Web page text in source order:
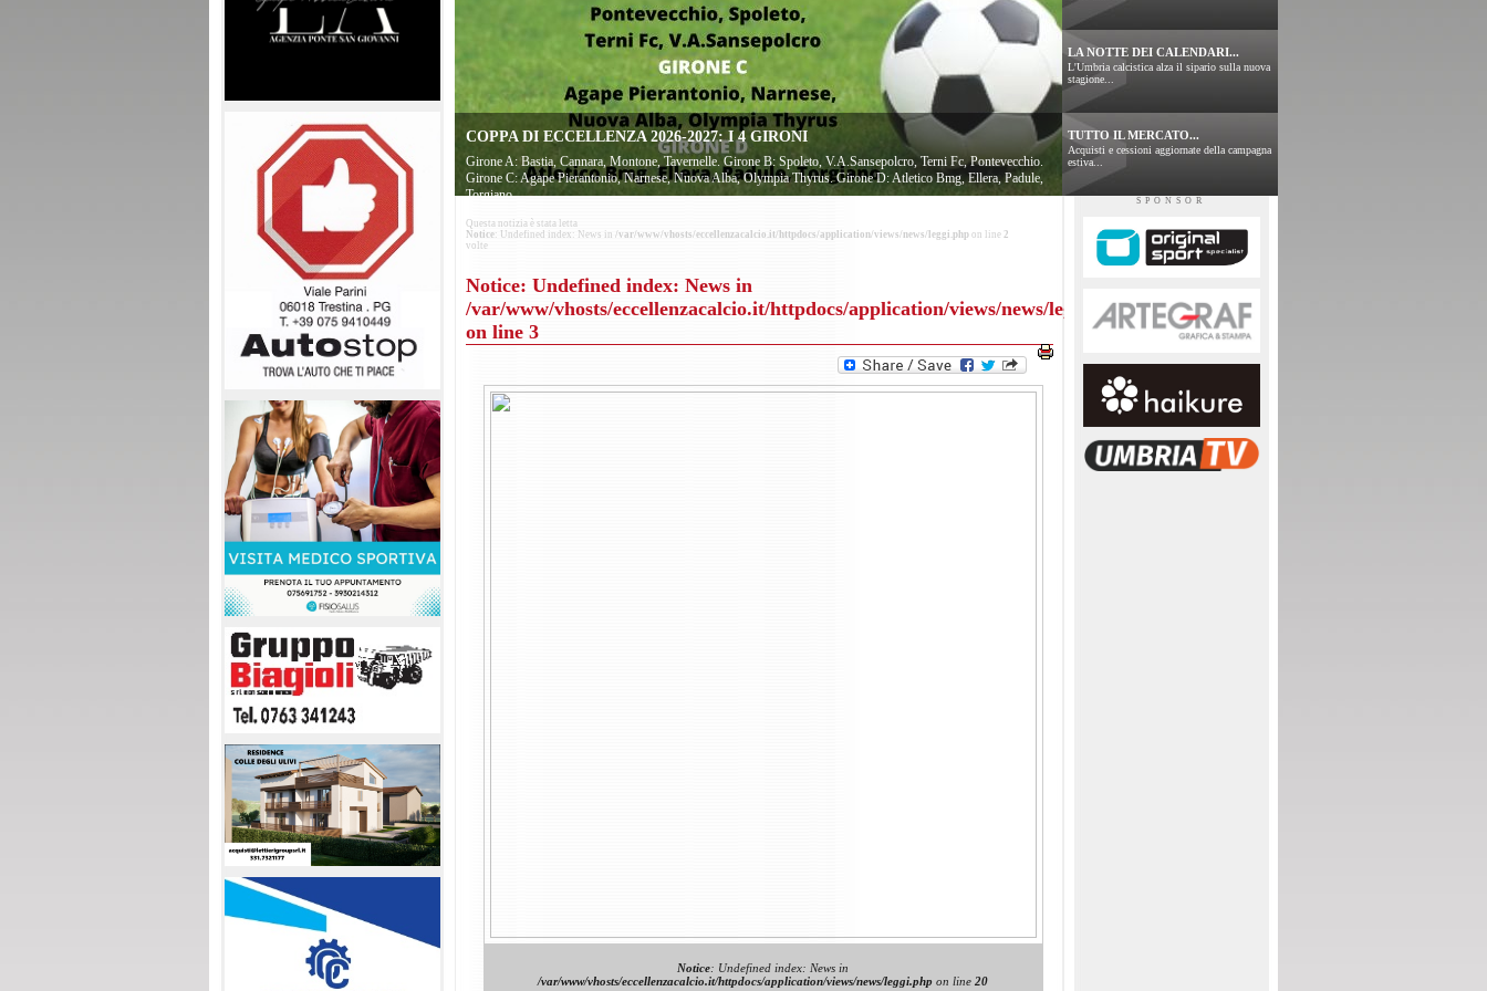
COPPA DI ECCELLENZA 2026-2027: I 4 GIRONI
Girone A: Bastia, Cannara, Montone, Tavernelle. Girone B: Spoleto, V.A.Sansepolcro, Terni Fc, Pontevecchio.
Girone C: Agape Pierantonio, Narnese, Nuova Alba, Olympia Thyrus. Girone D: Atletico Bmg, Ellera, Padule,
Torgiano
LA NOTTE DEI CALENDARI...
L'Umbria calcistica alza il sipario sulla nuova
stagione...
TUTTO IL MERCATO...
Acquisti e cessioni aggiornate della campagna
estiva...
Questa notizia è stata letta
Notice: Undefined index: News in /var/www/vhosts/eccellenzacalcio.it/httpdocs/application/views/news/leggi.php on line 2
volte
Notice: Undefined index: News in
/var/www/vhosts/eccellenzacalcio.it/httpdocs/application/views/news/leggi.php
on line 3
Notice: Undefined index: News in
/var/www/vhosts/eccellenzacalcio.it/httpdocs/application/views/news/leggi.php on line 20
SPONSOR